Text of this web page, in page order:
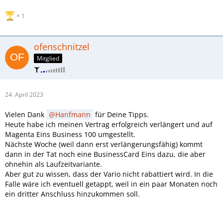
1
ofenschnitzel
Mitglied
24. April 2023
Vielen Dank Hanfmann für Deine Tipps.
Heute habe ich meinen Vertrag erfolgreich verlängert und auf
Magenta Eins Business 100 umgestellt.
Nächste Woche (weil dann erst verlängerungsfähig) kommt
dann in der Tat noch eine BusinessCard Eins dazu, die aber
ohnehin als Laufzeitvariante.
Aber gut zu wissen, dass der Vario nicht rabattiert wird. In die
Falle wäre ich eventuell getappt, weil in ein paar Monaten noch
ein dritter Anschluss hinzukommen soll.